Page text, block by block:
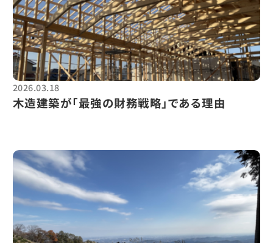
2026.03.18
木造建築が「最強の財務戦略」である理由